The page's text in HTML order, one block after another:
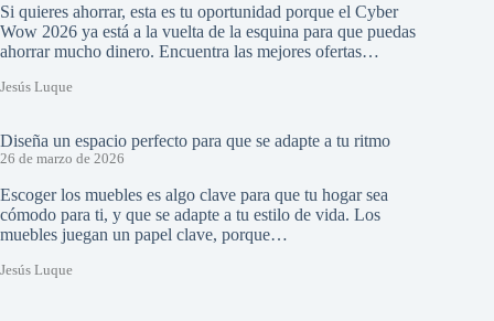
Si quieres ahorrar, esta es tu oportunidad porque el Cyber
Wow 2026 ya está a la vuelta de la esquina para que puedas
ahorrar mucho dinero. Encuentra las mejores ofertas…
Jesús Luque
Diseña un espacio perfecto para que se adapte a tu ritmo
26 de marzo de 2026
Escoger los muebles es algo clave para que tu hogar sea
cómodo para ti, y que se adapte a tu estilo de vida. Los
muebles juegan un papel clave, porque…
Jesús Luque